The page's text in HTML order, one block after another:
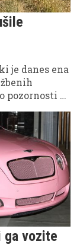
je danes ena
pozornosti z
ga vozite